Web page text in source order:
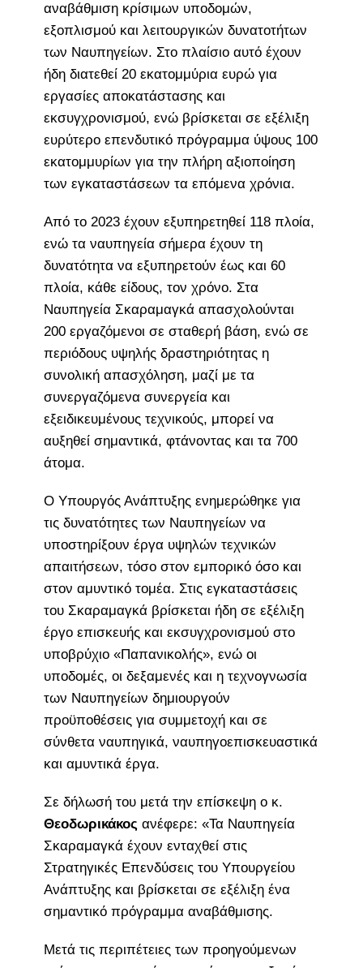
αναβάθμιση κρίσιμων υποδομών,
εξοπλισμού και λειτουργικών δυνατοτήτων
των Ναυπηγείων. Στο πλαίσιο αυτό έχουν
ήδη διατεθεί 20 εκατομμύρια ευρώ για
εργασίες αποκατάστασης και
εκσυγχρονισμού, ενώ βρίσκεται σε εξέλιξη
ευρύτερο επενδυτικό πρόγραμμα ύψους 100
εκατομμυρίων για την πλήρη αξιοποίηση
των εγκαταστάσεων τα επόμενα χρόνια.
Από το 2023 έχουν εξυπηρετηθεί 118 πλοία,
ενώ τα ναυπηγεία σήμερα έχουν τη
δυνατότητα να εξυπηρετούν έως και 60
πλοία, κάθε είδους, τον χρόνο. Στα
Ναυπηγεία Σκαραμαγκά απασχολούνται
200 εργαζόμενοι σε σταθερή βάση, ενώ σε
περιόδους υψηλής δραστηριότητας η
συνολική απασχόληση, μαζί με τα
συνεργαζόμενα συνεργεία και
εξειδικευμένους τεχνικούς, μπορεί να
αυξηθεί σημαντικά, φτάνοντας και τα 700
άτομα.
Ο Υπουργός Ανάπτυξης ενημερώθηκε για
τις δυνατότητες των Ναυπηγείων να
υποστηρίξουν έργα υψηλών τεχνικών
απαιτήσεων, τόσο στον εμπορικό όσο και
στον αμυντικό τομέα. Στις εγκαταστάσεις
του Σκαραμαγκά βρίσκεται ήδη σε εξέλιξη
έργο επισκευής και εκσυγχρονισμού στο
υποβρύχιο «Παπανικολής», ενώ οι
υποδομές, οι δεξαμενές και η τεχνογνωσία
των Ναυπηγείων δημιουργούν
προϋποθέσεις για συμμετοχή και σε
σύνθετα ναυπηγικά, ναυπηγοεπισκευαστικά
και αμυντικά έργα.
Σε δήλωσή του μετά την επίσκεψη ο κ.
Θεοδωρικάκος ανέφερε: «Τα Ναυπηγεία
Σκαραμαγκά έχουν ενταχθεί στις
Στρατηγικές Επενδύσεις του Υπουργείου
Ανάπτυξης και βρίσκεται σε εξέλιξη ένα
σημαντικό πρόγραμμα αναβάθμισης.
Μετά τις περιπέτειες των προηγούμενων